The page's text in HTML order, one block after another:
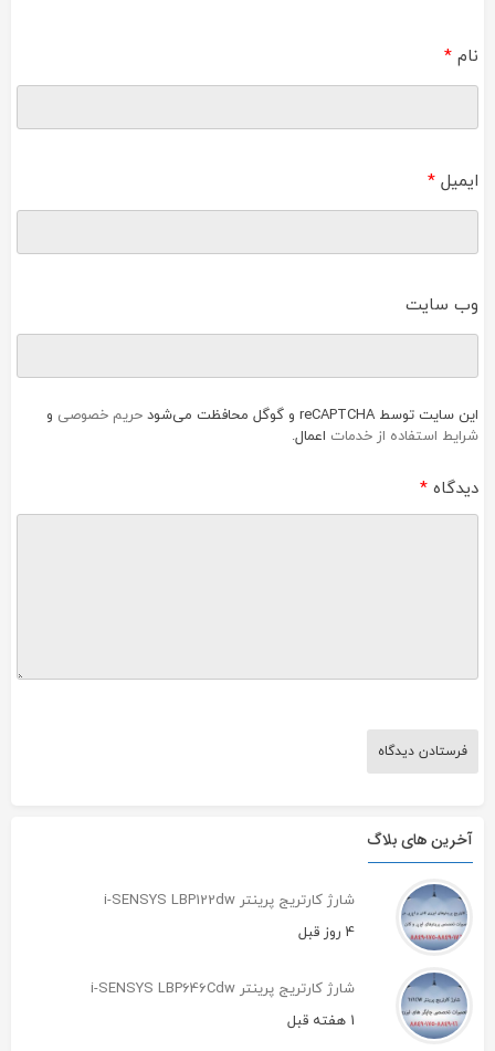
نام *
ایمیل *
وب‌ سایت
این سایت توسط reCAPTCHA و گوگل محافظت می‌شود حریم خصوصی و
شرایط استفاده از خدمات اعمال.
دیدگاه *
آخرین های بلاگ
شارژ کارتریج پرینتر i-SENSYS LBP122dw
4 روز قبل
شارژ کارتریج پرینتر i-SENSYS LBP646Cdw
1 هفته قبل